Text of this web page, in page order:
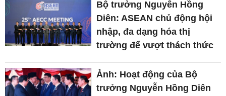
Bộ trưởng Nguyễn Hồng
Diên: ASEAN chủ động hội
nhập, đa dạng hóa thị
trường để vượt thách thức
Ảnh: Hoạt động của Bộ
trưởng Nguyễn Hồng Diên